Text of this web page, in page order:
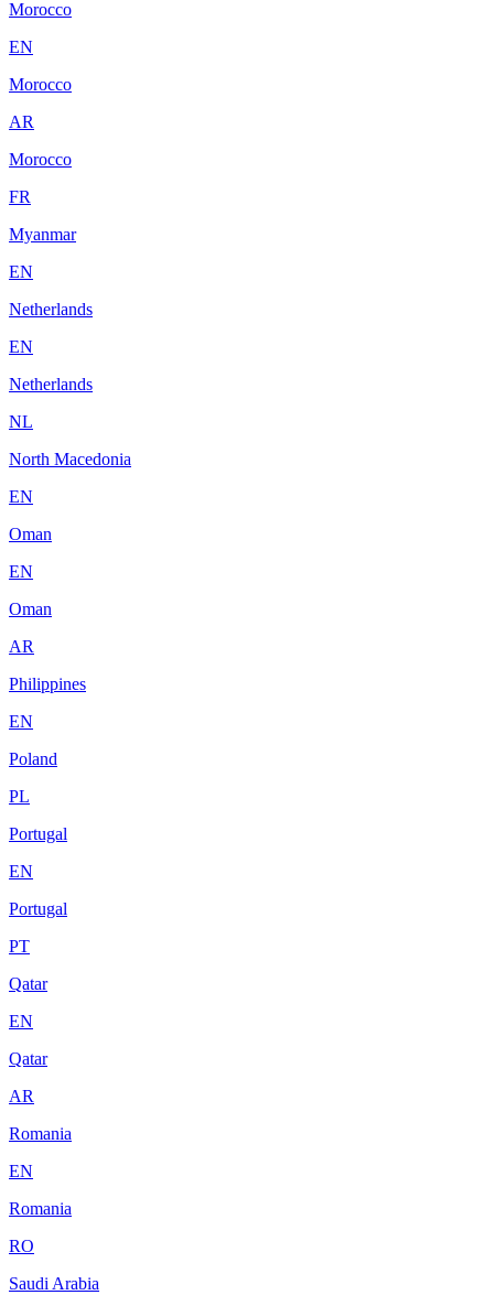
Morocco
EN
Morocco
AR
Morocco
FR
Myanmar
EN
Netherlands
EN
Netherlands
NL
North Macedonia
EN
Oman
EN
Oman
AR
Philippines
EN
Poland
PL
Portugal
EN
Portugal
PT
Qatar
EN
Qatar
AR
Romania
EN
Romania
RO
Saudi Arabia